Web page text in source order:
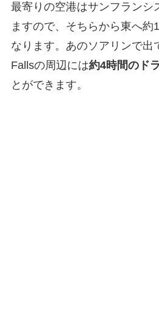
最寄りの空港はサンフランシ
ますので、そちらから東へ約
なります。あのソアリンで出
Fallsの周辺には約4時間のド
とができます。